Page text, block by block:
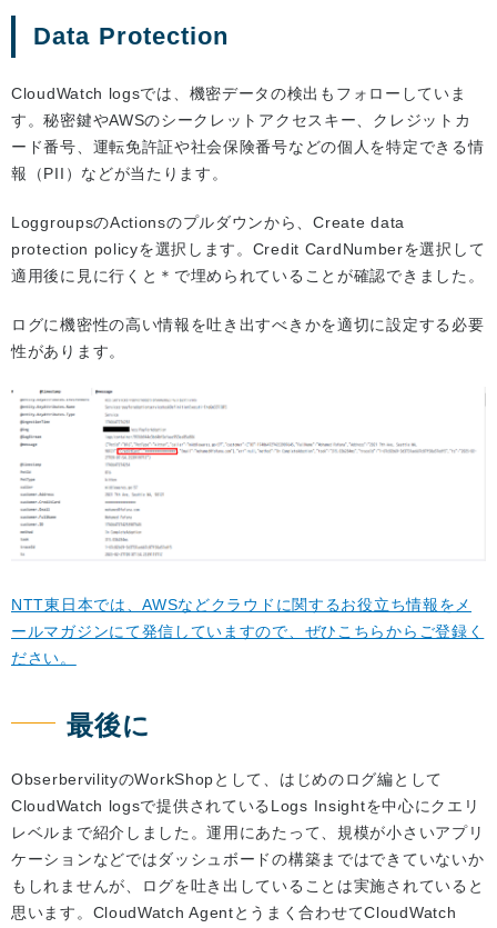
Data Protection
CloudWatch logsでは、機密データの検出もフォローしていま
す。秘密鍵やAWSのシークレットアクセスキー、クレジットカ
ード番号、運転免許証や社会保険番号などの個人を特定できる情
報（PII）などが当たります。
LoggroupsのActionsのプルダウンから、Create data
protection policyを選択します。Credit CardNumberを選択して
適用後に見に行くと＊で埋められていることが確認できました。
ログに機密性の高い情報を吐き出すべきかを適切に設定する必要
性があります。
NTT東日本では、AWSなどクラウドに関するお役立ち情報をメ
ールマガジンにて発信していますので、ぜひこちらからご登録く
ださい。
最後に
ObserbervilityのWorkShopとして、はじめのログ編として
CloudWatch logsで提供されているLogs Insightを中心にクエリ
レベルまで紹介しました。運用にあたって、規模が小さいアプリ
ケーションなどではダッシュボードの構築まではできていないか
もしれませんが、ログを吐き出していることは実施されていると
思います。CloudWatch Agentとうまく合わせてCloudWatch